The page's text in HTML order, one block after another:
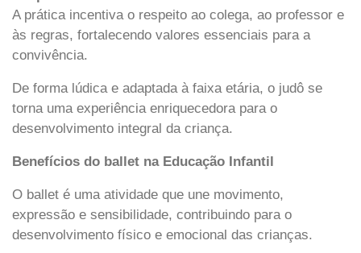
A prática incentiva o respeito ao colega, ao professor e
às regras, fortalecendo valores essenciais para a
convivência.
De forma lúdica e adaptada à faixa etária, o judô se
torna uma experiência enriquecedora para o
desenvolvimento integral da criança.
Benefícios do ballet na Educação Infantil
O ballet é uma atividade que une movimento,
expressão e sensibilidade, contribuindo para o
desenvolvimento físico e emocional das crianças.